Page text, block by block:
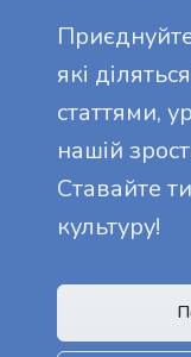
які
статтями,
нашій
Ставайте
культуру!